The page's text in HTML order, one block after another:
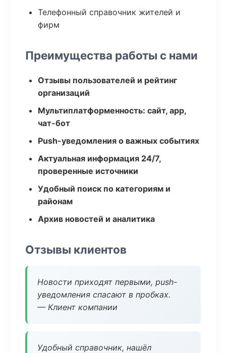
Телефонный справочник жителей и
фирм
Преимущества работы с нами
Отзывы пользователей и рейтинг
организаций
Мультиплатформенность: сайт, app,
чат-бот
Push-уведомления о важных событиях
Актуальная информация 24/7,
проверенные источники
Удобный поиск по категориям и
районам
Архив новостей и аналитика
Отзывы клиентов
Новости приходят первыми, push-
уведомления спасают в пробках.
— Клиент компании
Удобный справочник, нашёл